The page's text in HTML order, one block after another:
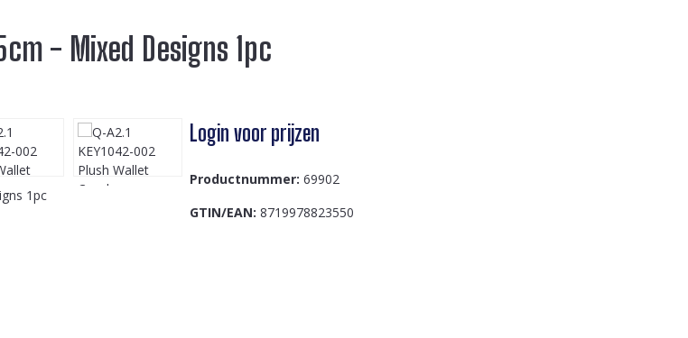
- Mixed Designs 1pc
Login voor prijzen
Productnummer: 69902
GTIN/EAN: 8719978823550